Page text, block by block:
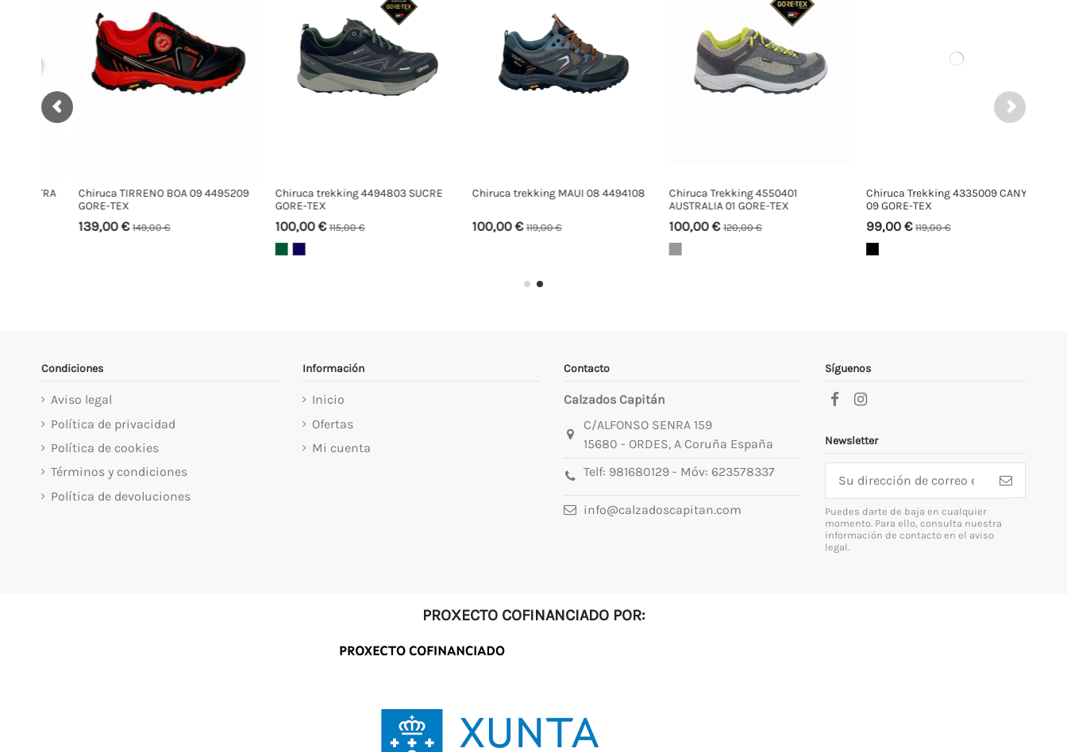
Chiruca TIRRENO BOA 09 4495209
GORE-TEX
139,00 €149,00 €
Chiruca trekking 4494803 SUCRE
GORE-TEX
100,00 €115,00 €
Chiruca trekking MAUI 08 4494108
100,00 €119,00 €
Chiruca Trekking 4550401
AUSTRALIA 01 GORE-TEX
100,00 €120,00 €
Chiruca Trekking 4335009 CANYON
09 GORE-TEX
99,00 €119,00 €
Condiciones
Aviso legal
Política de privacidad
Política de cookies
Términos y condiciones
Política de devoluciones
Información
Inicio
Ofertas
Mi cuenta
Contacto
Calzados Capitán
C/ALFONSO SENRA 159
15680 - ORDES, A Coruña España
Telf: 981680129- Móv: 623578337
info@calzadoscapitan.com
Síguenos
Newsletter
Puedes darte de baja en cualquier
momento. Para ello, consulta nuestra
información de contacto en el aviso
legal.
PROXECTO COFINANCIADO POR: